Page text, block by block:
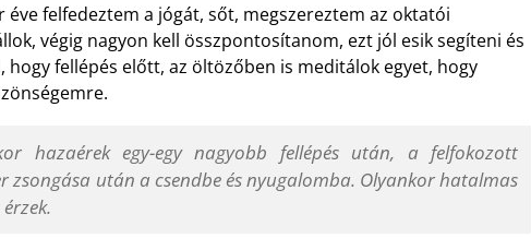
felfedeztem a jógát, sőt, megszereztem az oktatói
végig nagyon kell összpontosítanom, ezt jól esik segíteni és
hogy fellépés előtt, az öltözőben is meditálok egyet, hogy
hazaérek egy-egy nagyobb fellépés után, a felfokozott
zsongása után a csendbe és nyugalomba. Olyankor hatalmas